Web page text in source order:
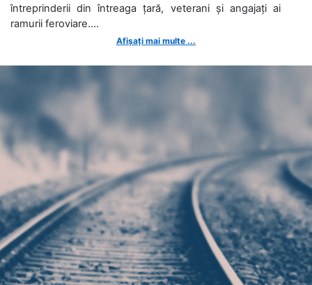
întreprinderii din întreaga țară, veterani și angajați ai
ramurii feroviare....
Afișați mai multe ...